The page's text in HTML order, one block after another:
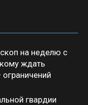
на неделю с
ждать
гвардии